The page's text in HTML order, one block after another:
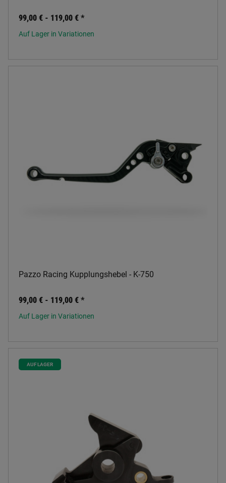
99,00 € - 119,00 € *
Auf Lager in Variationen
Pazzo Racing Kupplungshebel - K-750
99,00 € - 119,00 € *
Auf Lager in Variationen
AUF LAGER